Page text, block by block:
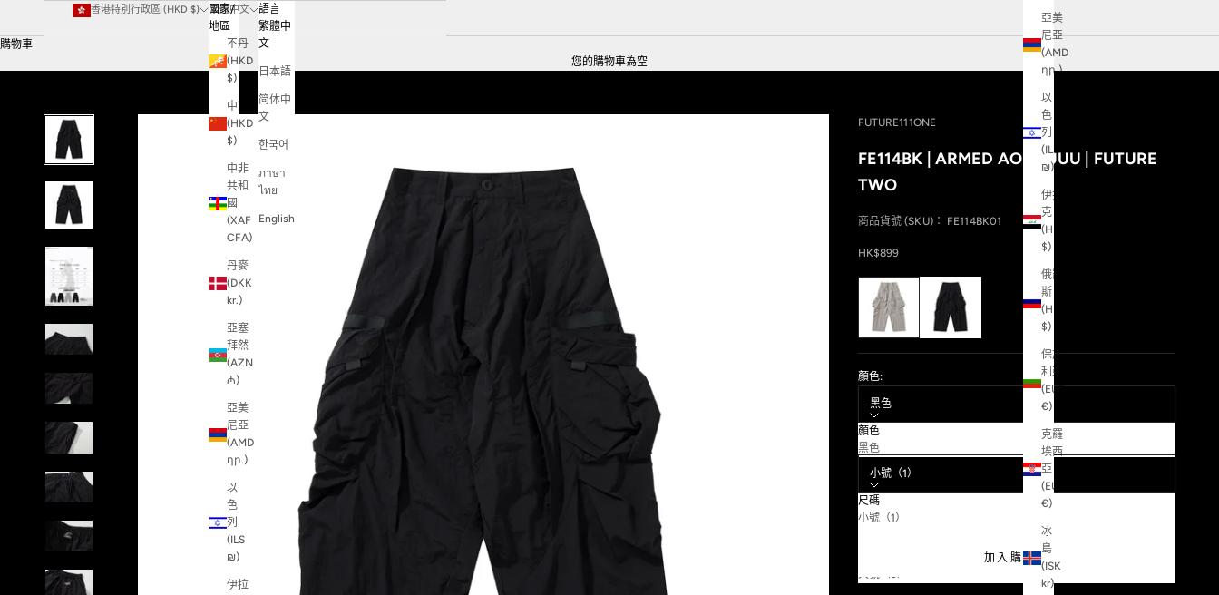
亞美
尼亞
(AMD
դր.)
以
色
列
(ILS
₪)
伊拉
克
(HKD
$)
俄羅
斯
(HKD
$)
保加
利亞
(EUR
€)
克羅
埃西
亞
(EUR
€)
冰
島
(ISK
kr)
香港特別行政區 (HKD $)
國家/
地區
不丹
(HKD
$)
中國
(HKD
$)
中非
共和
國
(XAF
CFA)
丹麥
(DKK
kr.)
亞塞
拜然
(AZN
₼)
亞美
尼亞
(AMD
դր.)
以
色
列
(ILS
₪)
伊拉
繁體中文
語言
繁體中
文
日本語
简体中
文
한국어
ภาษา
ไทย
English
購物車
您的購物車為空
FUTURE111ONE
FE114BK | ARMED AOUUUUU | FUTURE
TWO
商品貨號 (SKU)： FE114BK01
促銷價
HK$899
顏色:
黑色
顏色
黑色
尺碼:
小號（1）
尺碼
小號（1）
大號（3）
FUTURE111ONE CONCEPT
加入購物車